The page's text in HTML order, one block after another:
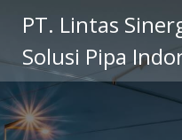
PT. Lintas
Solusi Pipa